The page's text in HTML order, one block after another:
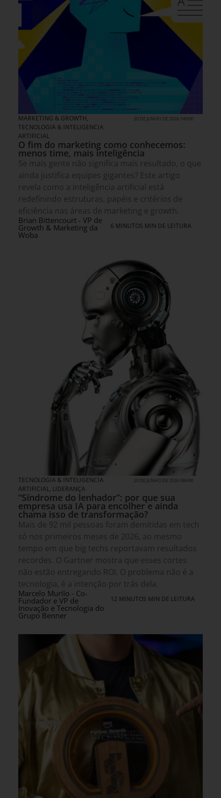
MARKETING & GROWTH,
TECNOLOGIA & INTELIGENCIA
ARTIFICIAL
20 DE JUNHO DE 2026 14H00
O fim do marketing como conhecemos:
menos time, mais inteligência
Se mais gente não significa mais resultado, o que
ainda justifica equipes gigantes? Este artigo
revela como a inteligência artificial está
redefinindo estruturas, papéis e critérios de
eficiência nas áreas de marketing e growth.
Brian Bittencourt - VP de
Growth & Marketing da
Woba
6 MINUTOS MIN DE LEITURA
TECNOLOGIA & INTELIGENCIA
ARTIFICIAL, LIDERANÇA
20 DE JUNHO DE 2026 08H00
“Síndrome do lenhador”: por que sua
empresa usa IA para encolher e ainda
chama isso de transformação?
Mais de 92 mil pessoas foram demitidas em tech
só nos primeiros meses de 2026, ao mesmo
tempo em que big techs reportavam resultados
recordes. O Gartner mostra que esses cortes
não estão entregando ROI. O problema não é a
tecnologia, é a intenção por trás dela.
Marcelo Murilo - Co-
Fundador e VP de
Inovação e Tecnologia do
Grupo Benner
12 MINUTOS MIN DE LEITURA